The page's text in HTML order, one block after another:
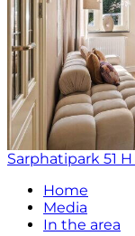
Sarphatipark 51 H
Home
Media
In the area